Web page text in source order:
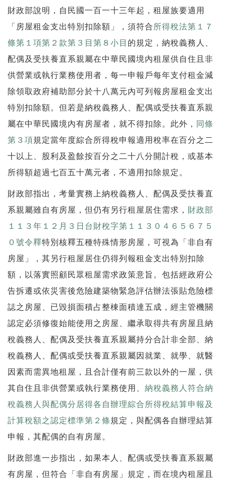
財政部說明，自民國一百一十三年起，租屋族要適用
「房屋租金支出特別扣除額」，須符合 所得稅法第１７
條第１項第２款第３目第８小目 的規定，納稅義務人、
配偶及受扶養直系親屬在中華民國境內租屋供自住且非
供營業或執行業務使用者，每一申報戶每年支付租金減
除領取政府補助部分於十八萬元內可列報房屋租金支出
特別扣除額。但若是納稅義務人、配偶或受扶養直系親
屬在中華民國境內有房屋者，就不得扣除。此外， 同條
第３項規定當年度綜合所得稅申報適用稅率在百分之二
十以上、股利及盈餘按百分之二十八分開計稅，或基本
所得額超過七百五十萬元者，不適用扣除規定。
財政部指出，考量實務上納稅義務人、配偶及受扶養直
系親屬雖自有房屋，但仍有另行租屋居住需求， 財政部
１１３年１２月３日台財稅字第１１３０４６５６７５
０號令釋特別核釋五種特殊情形房屋，可視為「非自有
房屋」，其另行租屋居住仍得列報租金支出特別扣除
額，以落實照顧民眾租屋需求政策意旨。包括經政府公
告拆遷或依災害後危險建築物緊急評估辦法張貼危險標
誌之房屋、已毀損面積占整棟面積達五成，經主管機關
認定必須修復始能使用之房屋、繼承取得共有房屋且納
稅義務人、配偶及受扶養直系親屬持分合計非全部、納
稅義務人、配偶或受扶養直系親屬因就業、就學、就醫
因素而需異地租屋，且合計僅有前三款以外的一屋，供
其自住且非供營業或執行業務使用、 納稅義務人符合納
稅義務人與配偶分居得各自辦理綜合所得稅結算申報及
計算稅額之認定標準第２條規定，與配偶各自辦理結算
申報，其配偶的自有房屋。
財政部進一步指出，如果本人、配偶或受扶養直系親屬
有房屋，但符合「非自有房屋」規定，而在境內租屋且